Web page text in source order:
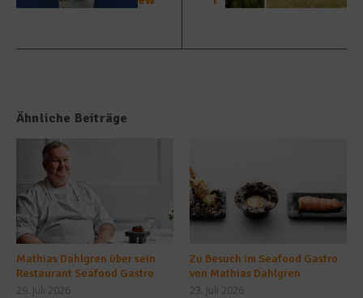
Ähnliche Beiträge
Mathias Dahlgren über sein
Restaurant Seafood Gastro
29. Juli 2026
Zu Besuch im Seafood Gastro
von Mathias Dahlgren
23. Juli 2026